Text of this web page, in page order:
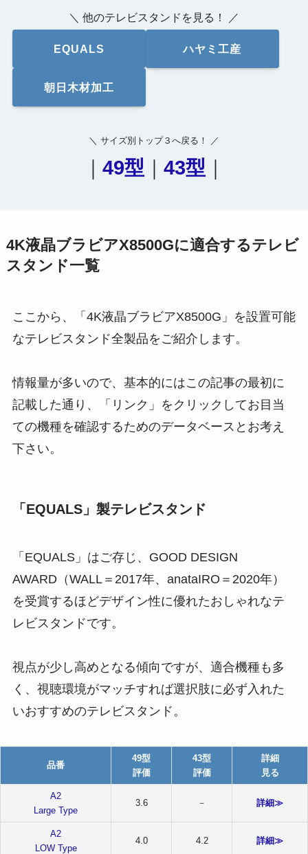
＼ 他のテレビスタンドを見る！ ／
EQUALS ハヤミ工産
朝日木材加工
＼ サイズ別トップ３へ戻る！ ／
49型 43型
4K液晶ブラビアX8500Gに適合するテレビ
スタンド一覧
ここから、「4K液晶ブラビアX8500G」を設置可能
なテレビスタンド全製品をご紹介します。
情報量が多いので、基本的にはこの記事の最初に
記載した通り、「リンク」をクリックしてお目当
ての機種を確認するためのデータベースとお考え
下さい。
「EQUALS」製テレビスタンド
「EQUALS」はご存じ、GOOD DESIGN
AWARD（WALL＝2017年、anataIRO＝2020年）
を受賞するほどデザイン性に優れたおしゃれなテ
レビスタンドです。
視点が少し高めとなる傾向 ですが、適合機種も多
く、視聴環境がマッチすれば選択肢に必ず入れた
いおすすめのテレビスタンド。
品番
49型
評価
43型
評価
詳細
見る
A2
Large Type
3.6 － 詳細≫
A2
LOW Type
4.0 4.2 詳細≫